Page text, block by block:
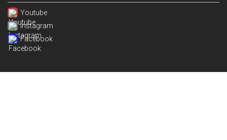
Youtube
Instagram
Facebook